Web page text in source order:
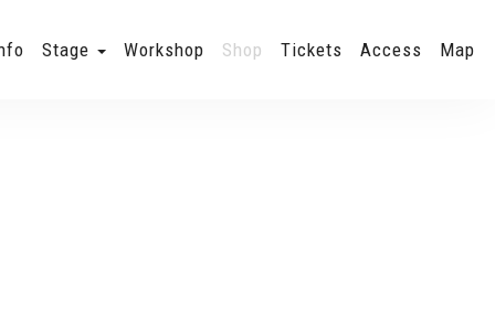
Stage Workshop Shop Tickets Access Map